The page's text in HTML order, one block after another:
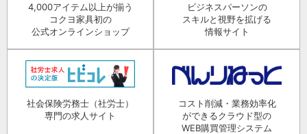
4,000アイテム以上が揃う
コクヨ家具初の
公式オンラインショップ
ビジネスパーソンの
スキルと視野を拡げる
情報サイト
社会保険労務士（社労士）
専門の求人サイト
コスト削減・業務効率化
ができるクラウド型の
WEB購買管理システム